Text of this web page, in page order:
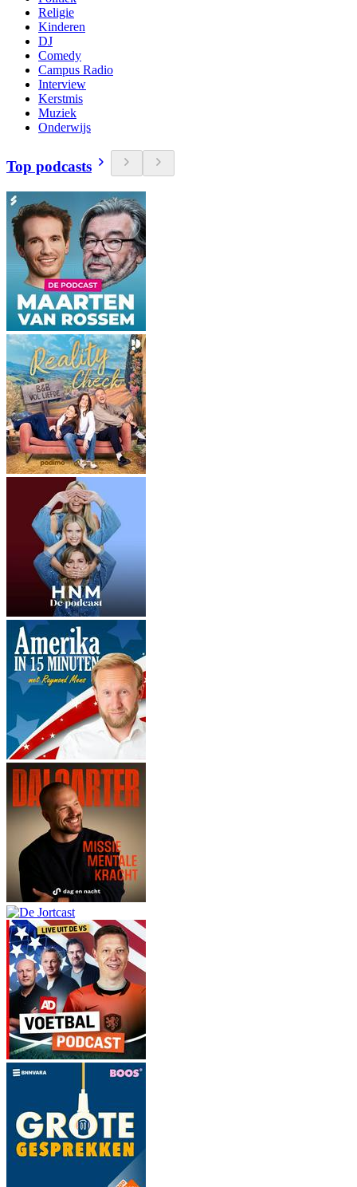
Religie
Kinderen
DJ
Comedy
Campus Radio
Interview
Kerstmis
Muziek
Onderwijs
Top podcasts